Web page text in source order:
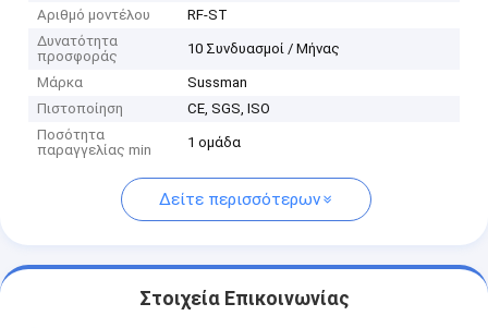
Αριθμό μοντέλου
RF-ST
Δυνατότητα
προσφοράς
10 Συνδυασμοί / Μήνας
Μάρκα
Sussman
Πιστοποίηση
CE, SGS, ISO
Ποσότητα
παραγγελίας min
1 ομάδα
Δείτε περισσότερων
Στοιχεία Επικοινωνίας